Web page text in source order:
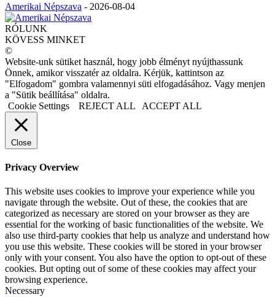
Amerikai Népszava - 2026-08-04
RÓLUNK
KÖVESS MINKET
©
Website-unk sütiket használ, hogy jobb élményt nyújthassunk
Önnek, amikor visszatér az oldalra. Kérjük, kattintson az
"Elfogadom" gombra valamennyi süti elfogadásához. Vagy menjen
a "Sütik beállítása" oldalra.
Cookie Settings
REJECT ALL ACCEPT ALL
Close
Privacy Overview
This website uses cookies to improve your experience while you
navigate through the website. Out of these, the cookies that are
categorized as necessary are stored on your browser as they are
essential for the working of basic functionalities of the website. We
also use third-party cookies that help us analyze and understand how
you use this website. These cookies will be stored in your browser
only with your consent. You also have the option to opt-out of these
cookies. But opting out of some of these cookies may affect your
browsing experience.
Necessary